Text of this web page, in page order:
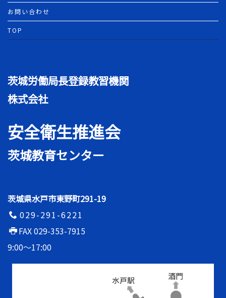
お問い合わせ
TOP
茨城労働局長登録教習機関
株式会社
安全衛生推進会
茨城教育センター
茨城県水戸市東野町291-19
029-291-6221
FAX 029-353-7915
9:00〜17:00